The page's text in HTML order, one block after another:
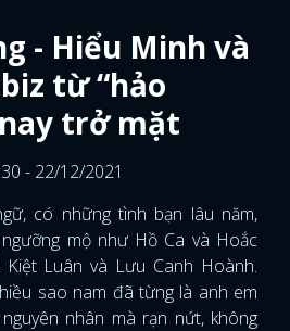
- Hiểu Minh và
từ “hảo
trở mặt
- 22/12/2021
có những tình bạn lâu năm,
mộ như Hồ Ca và Hoắc
Luân và Lưu Canh Hoành.
sao nam đã từng là anh em
nhân mà rạn nứt, không